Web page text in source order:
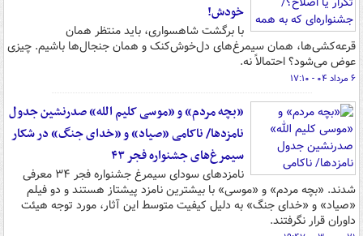
خودش!
با برگشت شاهسواری، باید منتظر همان
قرعه‌کشی‌ها، همان سیمرغ‌های دل‌خوش‌کنک و همان جنجال‌ها باشیم. چیزی
عوض می‌شود؟ احتمالاً نه.
۶ مرداد ۰۴ - ۱۷:۱۰
«بچه مردم» و «موسی کلیم الله» صدرنشین جدول
نامزدها/ ناکامی «صیاد» و «خدای جنگ» در شکار
سیمرغ‌های جشنواره فجر ۴۳
نامزدهای سودای سیمرغ جشنواره فجر ۳۴ معرفی
شدند. «بچه مردم» و «موسی» با بیشترین نامزد پیشتاز هستند و دو فیلم
«صیاد» و «خدای جنگ» به دلیل کیفیت متوسط این آثار، مورد توجه هیئت
داوران قرار نگرفتند.